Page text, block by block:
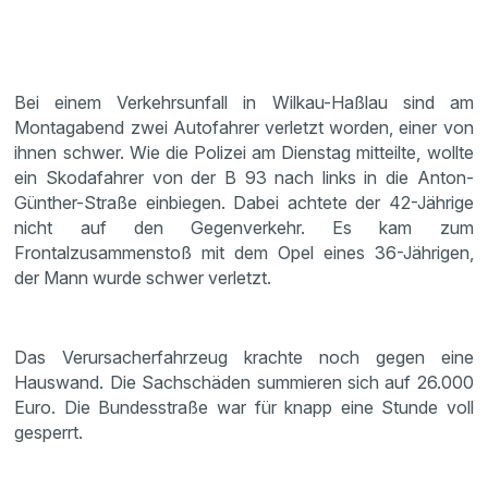
Bei einem Verkehrsunfall in Wilkau-Haßlau sind am
Montagabend zwei Autofahrer verletzt worden, einer von
ihnen schwer. Wie die Polizei am Dienstag mitteilte, wollte
ein Skodafahrer von der B 93 nach links in die Anton-
Günther-Straße einbiegen. Dabei achtete der 42-Jährige
nicht auf den Gegenverkehr. Es kam zum
Frontalzusammenstoß mit dem Opel eines 36-Jährigen,
der Mann wurde schwer verletzt.
Das Verursacherfahrzeug krachte noch gegen eine
Hauswand. Die Sachschäden summieren sich auf 26.000
Euro. Die Bundesstraße war für knapp eine Stunde voll
gesperrt.